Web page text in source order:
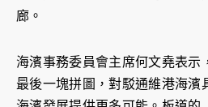
廊。
海濱事務委員會主席何文堯表示
最後一塊拼圖，對駁通維港海濱